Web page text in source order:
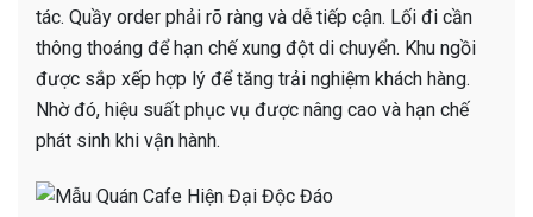
tác. Quầy order phải rõ ràng và dễ tiếp cận. Lối đi cần
thông thoáng để hạn chế xung đột di chuyển. Khu ngồi
được sắp xếp hợp lý để tăng trải nghiệm khách hàng.
Nhờ đó, hiệu suất phục vụ được nâng cao và hạn chế
phát sinh khi vận hành.